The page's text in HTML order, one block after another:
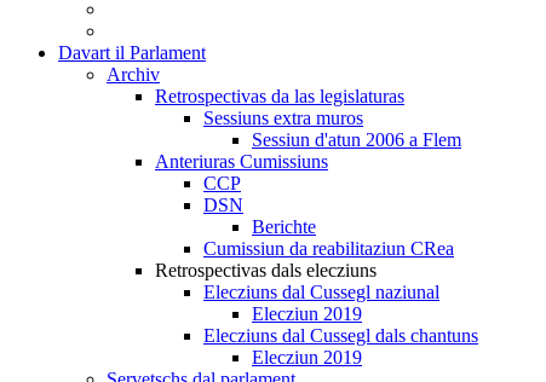
Davart il Parlament
Archiv
Retrospectivas da las legislaturas
Sessiuns extra muros
Sessiun d'atun 2006 a Flem
Anteriuras Cumissiuns
CCP
DSN
Berichte
Cumissiun da reabilitaziun CRea
Retrospectivas dals elecziuns
Elecziuns dal Cussegl naziunal
Elecziun 2019
Elecziuns dal Cussegl dals chantuns
Elecziun 2019